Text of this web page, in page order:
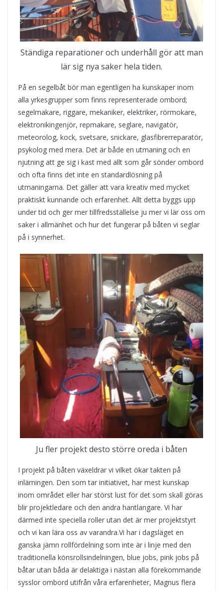
Ständiga reparationer och underhåll gör att man
lär sig nya saker hela tiden.
På en segelbåt bör man egentligen ha kunskaper inom
alla yrkesgrupper som finns representerade ombord;
segelmakare, riggare, mekaniker, elektriker, rörmokare,
elektronikingenjör, repmakare, seglare, navigatör,
meteorolog, kock, svetsare, snickare, glasfibrerreparatör,
psykolog med mera. Det är både en utmaning och en
njutning att ge sig i kast med allt som går sönder ombord
och ofta finns det inte en standardlösning på
utmaningarna. Det gäller att vara kreativ med mycket
praktiskt kunnande och erfarenhet. Allt detta byggs upp
under tid och ger mer tillfredsställelse ju mer vi lär oss om
saker i allmänhet och hur det fungerar på båten vi seglar
på i synnerhet.
Ju fler projekt desto större oreda i båten
I projekt på båten växeldrar vi vilket ökar takten på
inlärningen. Den som tar initiativet, har mest kunskap
inom området eller har störst lust för det som skall göras
blir projektledare och den andra hantlangare. Vi har
därmed inte speciella roller utan det är mer projektstyrt
och vi kan lära oss av varandra.Vi har i dagsläget en
ganska jämn rollfördelning som inte är i linje med den
traditionella könsrollsindelningen, blue jobs, pink jobs på
båtar utan båda är delaktiga i nästan alla förekommande
sysslor ombord utifrån våra erfarenheter, Magnus flera